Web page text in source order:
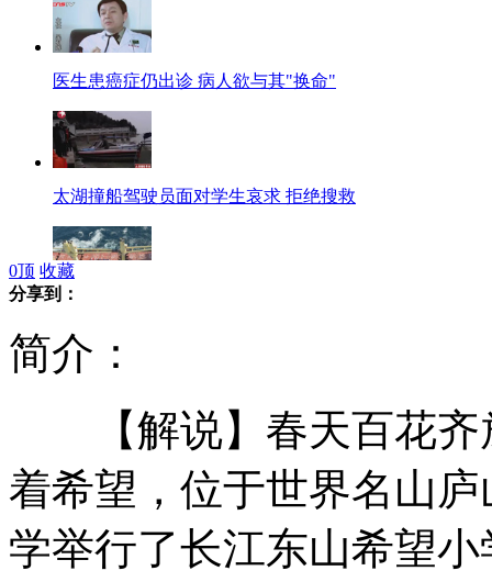
医生患癌症仍出诊 病人欲与其"换命"
太湖撞船驾驶员面对学生哀求 拒绝搜救
椰香公主号试航西沙北礁何时运营未定
伊朗海域被劫持中国船员成功获救
0顶 收藏
分享到：
简介：
【解说】春天百花齐
着希望，位于世界名山
学举行了长江东山希望